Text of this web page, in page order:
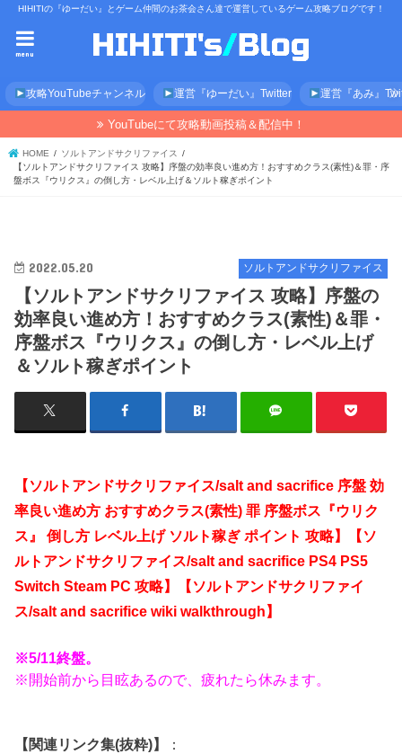
HIHITIの『ゆーだい』とゲーム仲間のお茶会さん達で運営しているゲーム攻略ブログです！
menu
攻略YouTubeチャンネル 運営『ゆーだい』Twitter 運営『あみ』
YouTubeにて攻略動画投稿＆配信中！
HOME
ソルトアンドサクリファイス
【ソルトアンドサクリファイス 攻略】序盤の効率良い進め方！おすすめクラス(素性)＆罪・序
盤ボス『ウリクス』の倒し方・レベル上げ＆ソルト稼ぎポイント
ソルトアンドサクリファイス
2022.05.20
【ソルトアンドサクリファイス 攻略】序盤の
効率良い進め方！おすすめクラス(素性)＆罪・
序盤ボス『ウリクス』の倒し方・レベル上げ
＆ソルト稼ぎポイント
【ソルトアンドサクリファイス/salt and sacrifice 序盤 効
率良い進め方 おすすめクラス(素性) 罪 序盤ボス『ウリク
ス』 倒し方 レベル上げ ソルト稼ぎ ポイント 攻略】【ソ
ルトアンドサクリファイス/salt and sacrifice PS4 PS5
Switch Steam PC 攻略】【ソルトアンドサクリファイ
ス/salt and sacrifice wiki walkthrough】
※5/11終盤。
※開始前から目眩あるので、疲れたら休みます。
【関連リンク集(抜粋)】 ：